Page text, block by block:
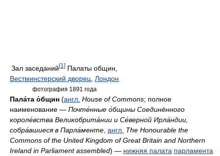
Зал заседаний [1] Палаты общин,
Вестминстерский дворец Лондон
фотография 1891 года
Пала́та о́бщин (англ. House of Commons; полное
наименование — Почте́нные о́бщины Соединённого
короле́вства Великобрита́нии и Се́верной Ирла́ндии,
собра́вшиеся в Парла́менте англ. The Honourable the
Commons of the United Kingdom of Great Britain and Northern
Ireland in Parliament assembled) — нижняя палата парламента